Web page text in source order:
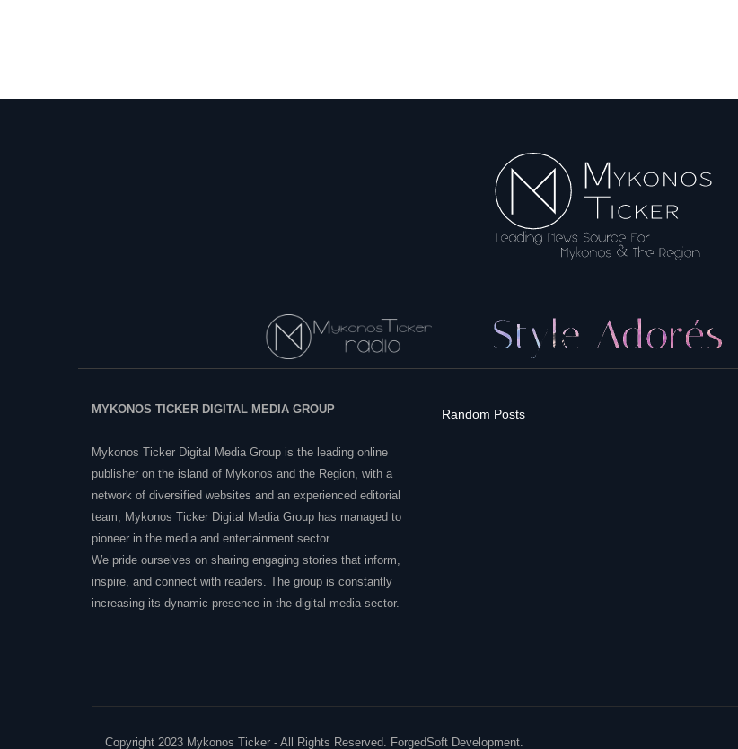
MYKONOS TICKER DIGITAL MEDIA GROUP
Mykonos Ticker Digital Media Group is the leading online
publisher on the island of Mykonos and the Region, with a
network of diversified websites and an experienced editorial
team, Mykonos Ticker Digital Media Group has managed to
pioneer in the media and entertainment sector.
We pride ourselves on sharing engaging stories that inform,
inspire, and connect with readers. The group is constantly
increasing its dynamic presence in the digital media sector.
Random Posts
Copyright 2023 Mykonos Ticker - All Rights Reserved. ForgedSoft Development.